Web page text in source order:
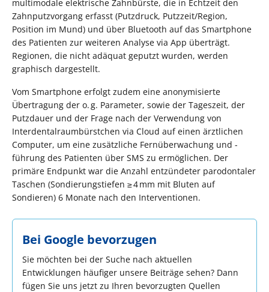
multimodale elektrische Zahnbürste, die in Echtzeit den
Zahnputzvorgang erfasst (Putzdruck, Putzzeit/Region,
Position im Mund) und über Bluetooth auf das Smartphone
des Patienten zur weiteren Analyse via App überträgt.
Regionen, die nicht adäquat geputzt wurden, werden
graphisch dargestellt.
Vom Smartphone erfolgt zudem eine anonymisierte
Übertragung der o. g. Parameter, sowie der Tageszeit, der
Putzdauer und der Frage nach der Verwendung von
Interdentalraumbürstchen via Cloud auf einen ärztlichen
Computer, um eine zusätzliche Fernüberwachung und -
führung des Patienten über SMS zu ermöglichen. Der
primäre Endpunkt war die Anzahl entzündeter parodontaler
Taschen (Sondierungstiefen ≥ 4 mm mit Bluten auf
Sondieren) 6 Monate nach den Interventionen.
Bei Google bevorzugen
Sie möchten bei der Suche nach aktuellen
Entwicklungen häufiger unsere Beiträge sehen? Dann
fügen Sie uns jetzt zu Ihren bevorzugten Quellen